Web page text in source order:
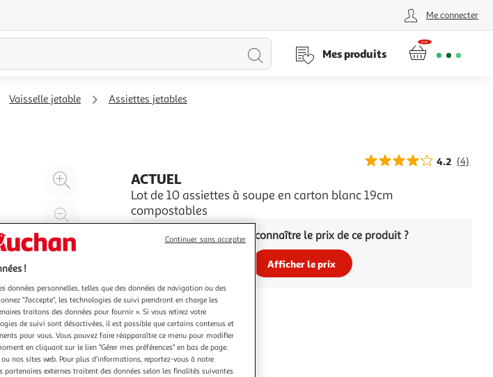
Me connecter
Lancer
Mes produits
Vaisselle jetable Assiettes jetables
Agrandir
l'illustration
à
200%
Réduire
l'illustration
à
%
Partager
produit
4.2 (4)
ACTUEL
Lot de 10 assiettes à soupe en carton blanc 19cm
compostables
Vous voulez connaître le prix de ce produit ?
Afficher le prix
!
données personnelles, telles que des données de navigation ou des
"J'accepte", les technologies de suivi prendront en charge les
traitons des données pour fournir ». Si vous retirez votre
de suivi sont désactivées, il est possible que certains contenus et
pour vous. Vous pouvez faire réapparaître ce menu pour modifier
en cliquant sur le lien "Gérer mes préférences" en bas de page.
nos sites web. Pour plus d’informations, reportez-vous à notre
externes traitent des données selon les finalités suivantes
Continuer sans accepter